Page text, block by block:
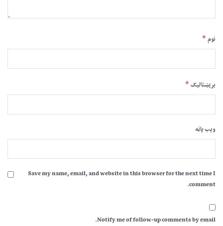
نوم*
بریښنالیک*
ویب پاڼه
Save my name, email, and website in this browser for the next time I
comment.
Notify me of follow-up comments by email.